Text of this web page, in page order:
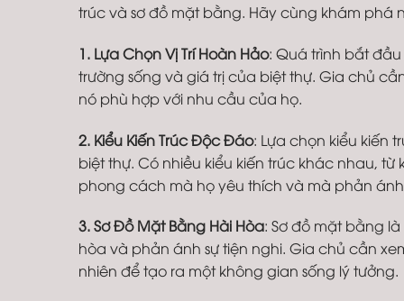
trúc và sơ đồ mặt bằng. Hãy cùng khám phá
1. Lựa Chọn Vị Trí Hoàn Hảo: Quá trình bắt
trường sống và giá trị của biệt thự. Gia chủ
nó phù hợp với nhu cầu của họ.
2. Kiểu Kiến Trúc Độc Đáo: Lựa chọn kiểu kiến
biệt thự. Có nhiều kiểu kiến trúc khác nhau,
phong cách mà họ yêu thích và mà phản
3. Sơ Đồ Mặt Bằng Hài Hòa: Sơ đồ mặt bằng
hòa và phản ánh sự tiện nghi. Gia chủ cần
nhiên để tạo ra một không gian sống lý tưởng.